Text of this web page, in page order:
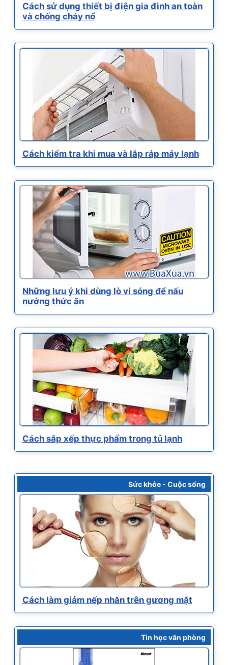
Cách sử dụng thiết bị điện gia đình an toàn
và chống cháy nổ
Cách kiểm tra khi mua và lắp ráp máy lạnh
Những lưu ý khi dùng lò vi sóng để nấu
nướng thức ăn
Cách sắp xếp thực phẩm trong tủ lạnh
Sức khỏe - Cuộc sống
Cách làm giảm nếp nhăn trên gương mặt
Tin học văn phòng